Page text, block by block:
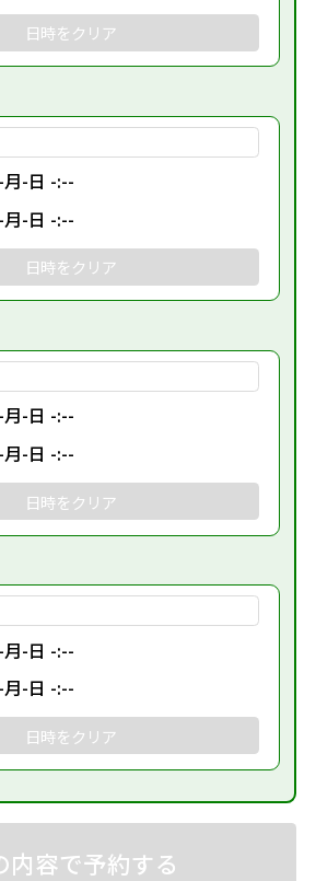
日時をクリア
-日 -:--
-日 -:--
日時をクリア
-日 -:--
-日 -:--
日時をクリア
-日 -:--
-日 -:--
日時をクリア
内容で予約する